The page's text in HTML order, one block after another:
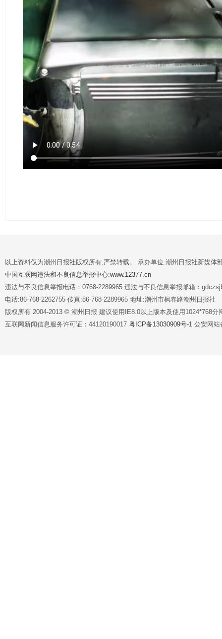
以上资料仅为潮州日报社版权所有,严禁转载。 承办单位:潮州日报社新媒体
中国互联网违法和不良信息举报中心:www.12377.cn
违法与不良信息举报电话：0768-2289965 违法与不良信息举报邮箱：
电话:86-768-2262755 传真:86-768-2289965 地址:潮州市枫春路潮州日报社
版权所有 2004-2013 © 潮州日报 建议使用IE8.0以上版本及使用1024*768分
互联网新闻信息服务许可证：44120190017 粤ICP备13030909号-1 公安网站